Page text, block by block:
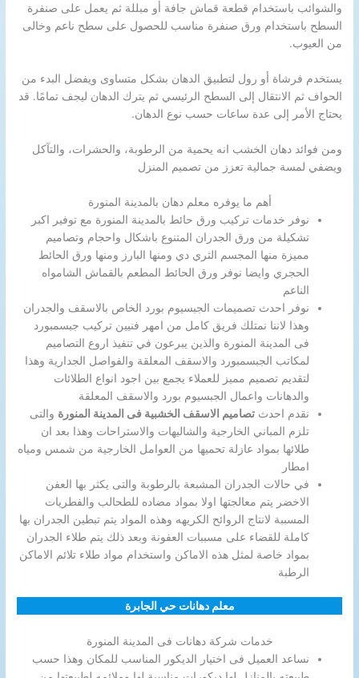
والشوائب باستخدام قطعة قماش جافة أو مبللة ثم يعمل على صنفرة
السطح باستخدام ورق صنفرة مناسب للحصول على سطح ناعم وخالى
من العيوب.
يستخدم فرشاة أو رول لتطبيق الدهان بشكل متساوى ويفضل البدء من
الحواف ثم الانتقال إلى السطح الرئيسي ثم يترك الدهان ليجف تمامًا. قد
يحتاج الأمر إلى عدة ساعات حسب نوع الدهان.
ومن فوائد دهان الخشب انه يحمية من الرطوبة، والحشرات، والتآكل
ويضفي لمسة جمالية تعزز من تصميم المنزل
أهم ما يوفره معلم دهان بالمدينة المنورة
نوفر خدمات تركيب ورق حائط بالمدينة المنورة مع توفير اكبر
تشكيلة من ورق الجدران المتنوع باشكال واحجام وتصاميم
مميزة منها المجسم الثري دي ومنها البارز ومنها ورق الحائط
الحجري وايضا نوفر ورق الحائط المطعم بالقماش الشامواه
الناعم
نوفر احدث تصميمات الجبسيوم بورد الخاص بالاسقف والجدران
وهذا لاننا نمتلك فريق كامل من امهر فنيين تركيب جبسمبورد
فى المدينة المنورة والذين يبرعون في تنفيذ اروع التصاميم
لمكاتب الجبسمبورد والاسقف المعلقة والفواصل الجدارية وهذا
لتقديم تصميم مميز للعملاء يجمع بين اجود انواع الطلائات
والدهانات واعمال الجبسيوم بورد والاسقف المعلقة
نقدم احدثتصاميم الاسقف الخشبية فى المدينة المنورة والتى
تلزم المباني الخارجية والشاليهات والاستراحات وهذا بعد ان
طلائها بمواد عازلة تحميها من العوامل الخارجية من شمس ومياه
امطار
في حالات الجدران المشبعة بالرطوبة والتى يكثر بها العفن
الاخضر يتم معالجتها اولا بمواد مضاده للطحالب والفطريات
المسببة لانتاج الروائح الكريهه وهذه المواد يتم تبطين الجدران بها
كاملة للقضاء على مسببات العفونة وبعد ذلك يتم طلاء الجدران
بمواد خاصة لمثل هذه الاماكن واستخدام مواد طلاء تلائم الاماكن
الرطبة
معلم دهانات حي الجابرة
خدمات شركة دهانات فى المدينة المنورة
نساعد العميل فى اختيار الديكور المناسب للمكان وهذا حسب